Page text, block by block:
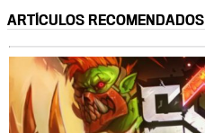
ARTÍCULOS RECOMENDADOS